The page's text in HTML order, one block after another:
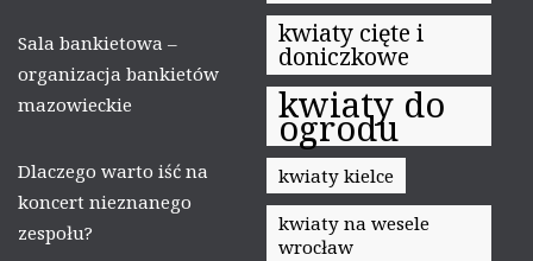
Sala bankietowa –
organizacja bankietów
mazowieckie
Dlaczego warto iść na
koncert nieznanego
zespołu?
kwiaty cięte i
doniczkowe
kwiaty do
ogrodu
kwiaty kielce
kwiaty na wesele
wrocław